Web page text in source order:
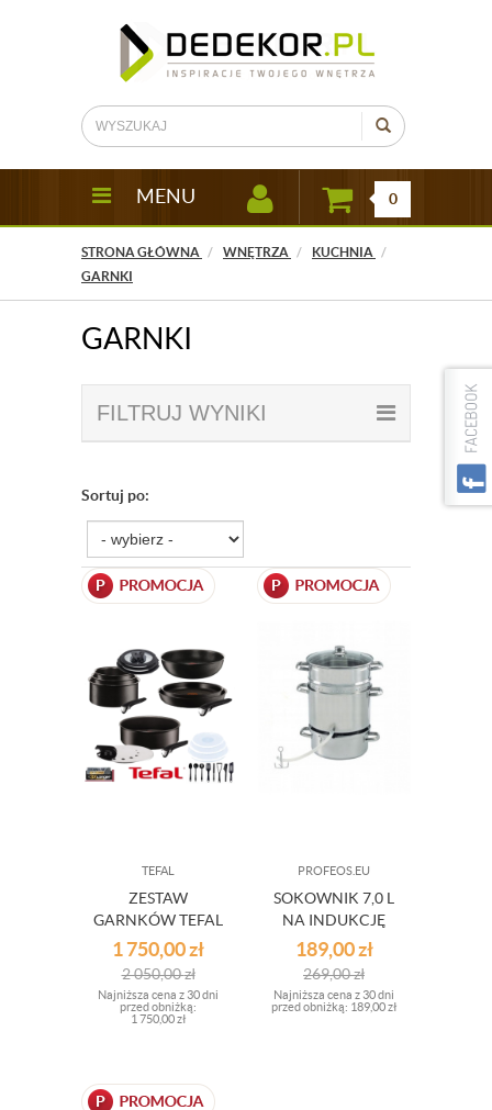
MENU 0
STRONA GŁÓWNA WNĘTRZA
KUCHNIA
GARNKI
GARNKI
FILTRUJ WYNIKI
Sortuj po:
TEFAL
ZESTAW
GARNKÓW TEFAL
INGENIO
EXPERTISE
INDUKCJA 25
CZĘŚCI
1 750,00zł
2 050,00zł
Najniższa cena z 30 dni
przed obniżką:
1 750,00 zł
PROFEOS.EU
SOKOWNIK 7,0 L
NA INDUKCJĘ
189,00zł
269,00zł
Najniższa cena z 30 dni
przed obniżką: 189,00 zł